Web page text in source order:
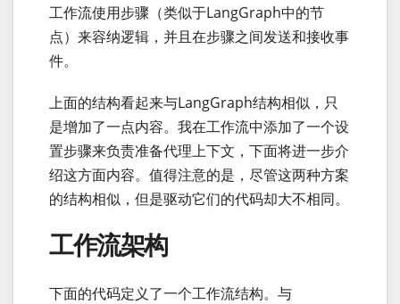
工作流使用步骤（类似于LangGraph中的节
点）来容纳逻辑，并且在步骤之间发送和接收事
件。
上面的结构看起来与LangGraph结构相似，只
是增加了一点内容。我在工作流中添加了一个设
置步骤来负责准备代理上下文，下面将进一步介
绍这方面内容。值得注意的是，尽管这两种方案
的结构相似，但是驱动它们的代码却大不相同。
工作流架构
下面的代码定义了一个工作流结构。与